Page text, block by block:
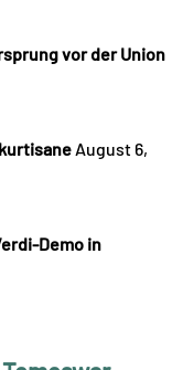
vor der Union
August 6,
Demo in